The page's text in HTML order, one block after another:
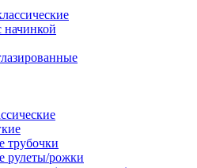
трубочки
рулеты/рожки